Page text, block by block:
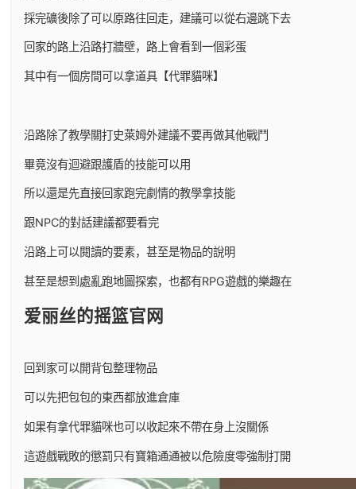
採完礦後除了可以原路往回走，建議可以從右邊跳下去
回家的路上沿路打牆壁，路上會看到一個彩蛋
其中有一個房間可以拿道具【代罪貓咪】
沿路除了教學關打史萊姆外建議不要再做其他戰鬥
畢竟沒有迴避跟護盾的技能可以用
所以還是先直接回家跑完劇情的教學拿技能
跟NPC的對話建議都要看完
沿路上可以閱讀的要素，甚至是物品的說明
甚至是想到處亂跑地圖探索，也都有RPG遊戲的樂趣在
爱丽丝的摇篮官网
回到家可以開背包整理物品
可以先把包包的東西都放進倉庫
如果有拿代罪貓咪也可以收起來不帶在身上沒關係
這遊戲戰敗的懲罰只有寶箱通通被以危險度零強制打開